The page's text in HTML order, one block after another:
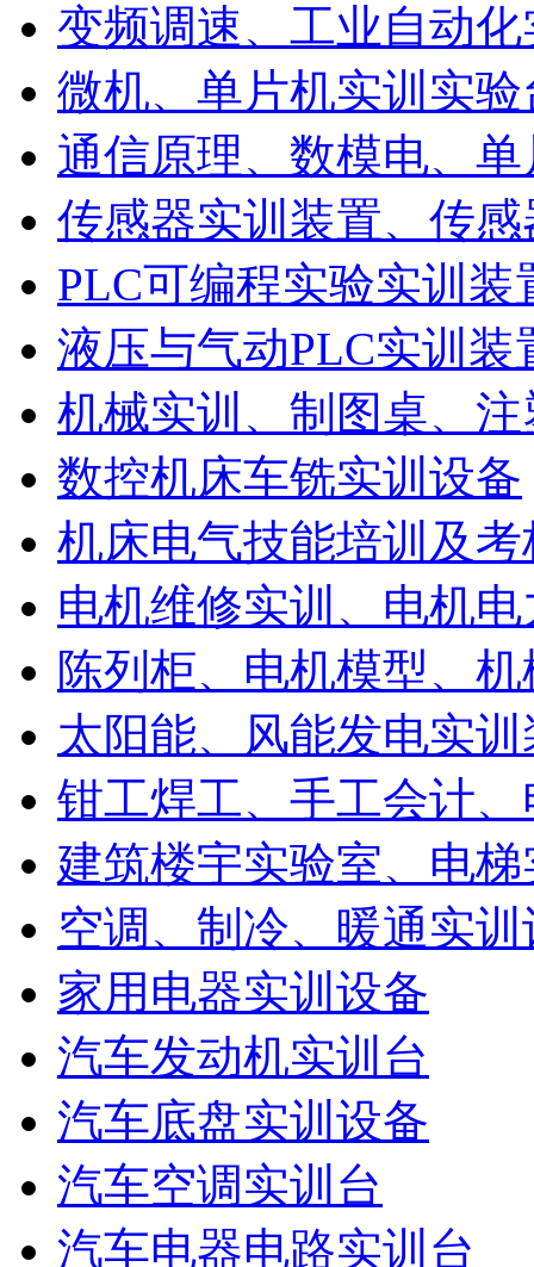
变频调速、工业自动
微机、单片机实训实验
通信原理、数模电、
传感器实训装置、传
PLC可编程实验实训装
液压与气动PLC实训装
机械实训、制图桌、
数控机床车铣实训设备
机床电气技能培训及
电机维修实训、电机
陈列柜、电机模型、
太阳能、风能发电实训
钳工焊工、手工会计
建筑楼宇实验室、电
空调、制冷、暖通实
家用电器实训设备
汽车发动机实训台
汽车底盘实训设备
汽车空调实训台
汽车电器电路实训台